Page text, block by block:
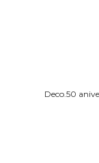
Deco.50